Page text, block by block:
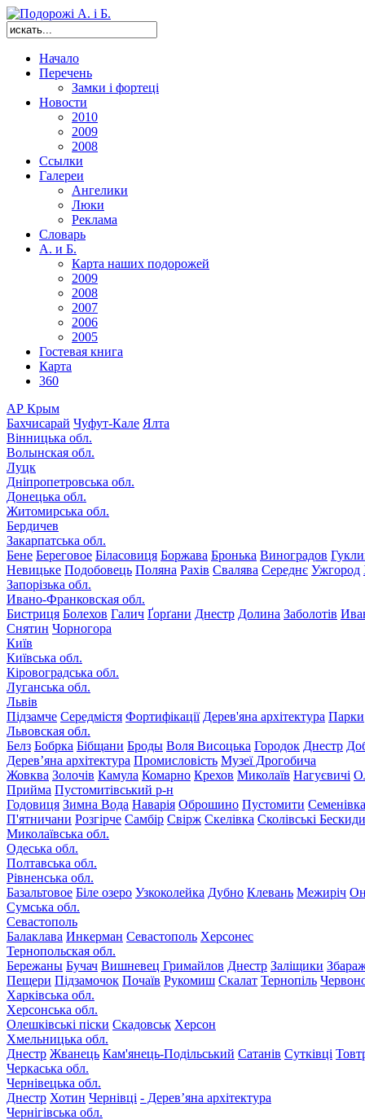
Начало
Перечень
Замки і фортеці
Новости
2010
2009
2008
Ссылки
Галереи
Ангелики
Люки
Реклама
Словарь
А. и Б.
Карта наших подорожей
2009
2008
2007
2006
2005
Гостевая книга
Карта
360
АР Крым
Бахчисарай Чуфут-Кале Ялта
Вінницька обл.
Волынская обл.
Луцк
Дніпропетровська обл.
Донецька обл.
Житомирська обл.
Бердичев
Закарпатська обл.
Бене Береговое Біласовиця Боржава Бронька Виноградов
Невицьке Подобовець Поляна Рахів Свалява Середнє Ужгород
Запорізька обл.
Ивано-Франковская обл.
Бистриця Болехов Галич Ґорґани Днестр Долина Заболотів
Снятин Чорногора
Київ
Київська обл.
Кіровоградська обл.
Луганська обл.
Львів
Підзамче Середмістя Фортифікації Дерев'яна архітектура Парки
Львовская обл.
Белз Бобрка Бібщани Броды Воля Висоцька Городок Днестр
Дерев’яна архітектура Промисловість Музеї Дрогобича
Жовква Золочів Камула Комарно Крехов Миколаїв Нагуєвичі
Прийма Пустомитівський р-н
Годовиця Зимна Вода Наварія Оброшино Пустомити Семенівка
П'ятничани Розгірче Самбір Свірж Скелівка Сколівські Бескиди
Миколаївська обл.
Одеська обл.
Полтавська обл.
Рівненська обл.
Базальтовое Біле озеро Узкоколейка Дубно Клевань Межиріч
Сумська обл.
Севастополь
Балаклава Инкерман Севастополь Херсонес
Тернопольская обл.
Бережаны Бучач Вишневец Гримайлов Днестр Заліщики
Пещери Підзамочок Почаїв Рукомиш Скалат Тернопіль
Харківська обл.
Херсонська обл.
Олешківські піски Скадовськ Херсон
Хмельницька обл.
Днестр Жванець Кам'янець-Подільський Сатанів Сутківці
Черкаська обл.
Чернівецька обл.
Днестр Хотин Чернівці - Дерев’яна архітектура
Чернігівська обл.